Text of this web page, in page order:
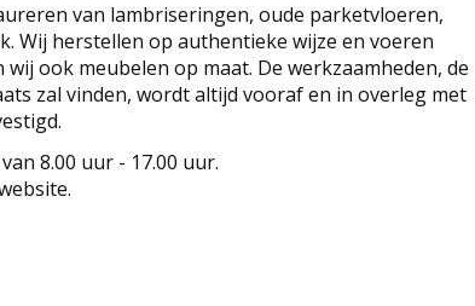
van lambriseringen, oude parketvloeren,
Wij herstellen op authentieke wijze en voeren
ook meubelen op maat. De werkzaamheden, de
zal vinden, wordt altijd vooraf en in overleg met
8.00 uur - 17.00 uur.